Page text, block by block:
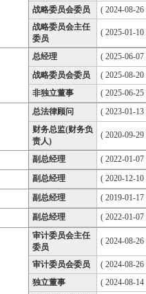
战略委员会委员
( 2024-08-
战略委员会主任
委员
( 2025-01-
总经理
( 2025-06-
战略委员会委员
( 2025-08-
非独立董事
( 2025-06-
总法律顾问
( 2023-01-
财务总监(财务负
责人)
( 2020-09-
副总经理 ( 2022-01-
副总经理 ( 2020-12-
副总经理 ( 2019-01-
副总经理 ( 2022-01-
审计委员会主任
委员
( 2024-08-
审计委员会委员
( 2024-08-
独立董事
( 2024-08-